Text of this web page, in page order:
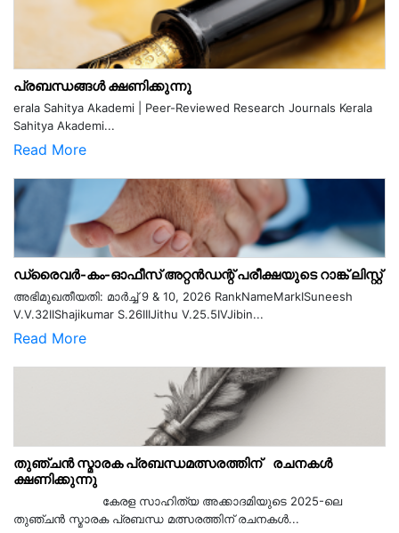
പ്രബന്ധങ്ങൾ ക്ഷണിക്കുന്നു
erala Sahitya Akademi | Peer-Reviewed Research Journals Kerala
Sahitya Akademi...
Read More
ഡ്രൈവർ-കം-ഓഫീസ് അറ്റൻഡന്റ് പരീക്ഷയുടെ റാങ്ക് ലിസ്റ്റ്
അഭിമുഖതീയതി: മാർച്ച് 9 & 10, 2026 RankNameMarkISuneesh
V.V.32IIShajikumar S.26IIIJithu V.25.5IVJibin...
Read More
തുഞ്ചൻ സ്മാരക പ്രബന്ധമത്സരത്തിന് രചനകൾ
ക്ഷണിക്കുന്നു
കേരള സാഹിത്യ അക്കാദമിയുടെ 2025-ലെ
തുഞ്ചൻ സ്മാരക പ്രബന്ധ മത്സരത്തിന് രചനകൾ...